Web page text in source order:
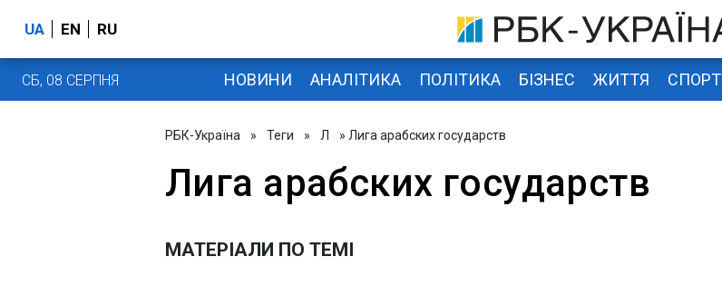
UA EN RU
СБ, 08 СЕРПНЯ НОВИНИ АНАЛІТИКА ПОЛІТИКА БІЗНЕС ЖИТТЯ СПОРТ
РБК-Україна » Теги » Л » Лига арабских государств
Лига арабских государств
МАТЕРІАЛИ ПО ТЕМІ